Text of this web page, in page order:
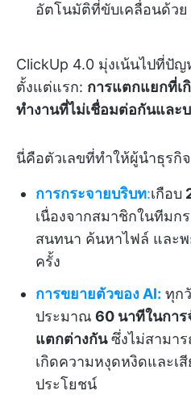
อัตโนมัติที่ขับเคลื่อนด้วย
ClickUp 4.0 มุ่งเน้นไปที่ปัญ
ตั้งแต่แรก: การแตกแยกที่เ
ทำงานที่ไม่เชื่อมต่อกันและ
นี่คือตัวเลขที่ทำให้ผู้นำธุรกิ
การกระจายบริบท:เกือบ
เนื่องจากสมาชิกในทีมก
สนทนา ค้นหาไฟล์ และ
ครั้ง
การขยายตัวของ AI: ทุก
ประมาณ 60 นาทีในการ
แตกต่างกันซึ่งไม่สามาร
เกิดความหงุดหงิดและเสี
ประโยชน์